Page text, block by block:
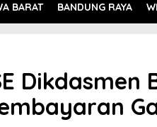
BARAT BANDUNG RAYA
Dikdasmen